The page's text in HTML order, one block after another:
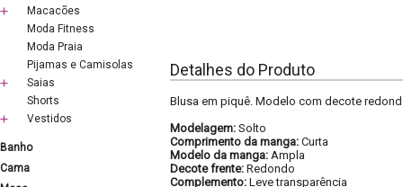
Macacões
Moda Fitness
Moda Praia
Pijamas e Camisolas
Saias
Shorts
Vestidos
Banho
Cama
Detalhes do Produto
Blusa em piquê. Modelo com decote
Modelagem: Solto
Comprimento da manga: Curta
Modelo da manga: Ampla
Decote frente: Redondo
Complemento: Leve transparência